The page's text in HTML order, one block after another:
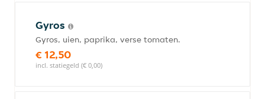
Gyros
Gyros, uien, paprika, verse tomaten.
€ 12,50
incl. statiegeld (€ 0,00)